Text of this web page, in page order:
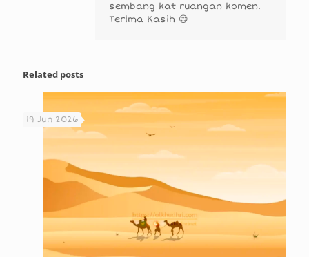
sembang kat ruangan komen.
Terima Kasih 😊
Related posts
19 Jun 2026